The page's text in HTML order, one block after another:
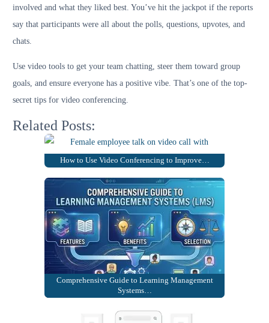
involved and what they liked best. You’ve hit the jackpot if the reports
say that participants were all about the polls, questions, upvotes, and
chats.
Use video tools to get your team chatting, steer them toward group
goals, and ensure everyone has a positive vibe. That’s one of the top-
secret tips for video conferencing.
Related Posts:
How to Use Video Conferencing to Improve…
Comprehensive Guide to Learning Management
Systems…